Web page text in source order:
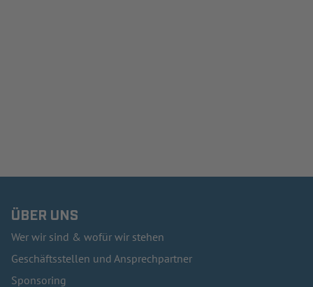
ÜBER UNS
Wer wir sind & wofür wir stehen
Geschäftsstellen und Ansprechpartner
Sponsoring